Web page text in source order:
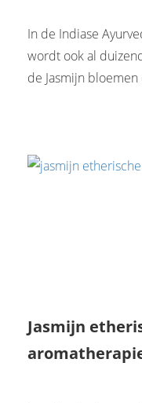
In de Indiase
wordt ook al
de Jasmijn bloemen
Jasmijn